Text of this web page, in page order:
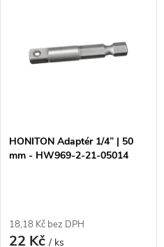
HONITON Adaptér 1/4” | 50
mm - HW969-2-21-05014
18,18 Kč bez DPH
22 Kč/ ks